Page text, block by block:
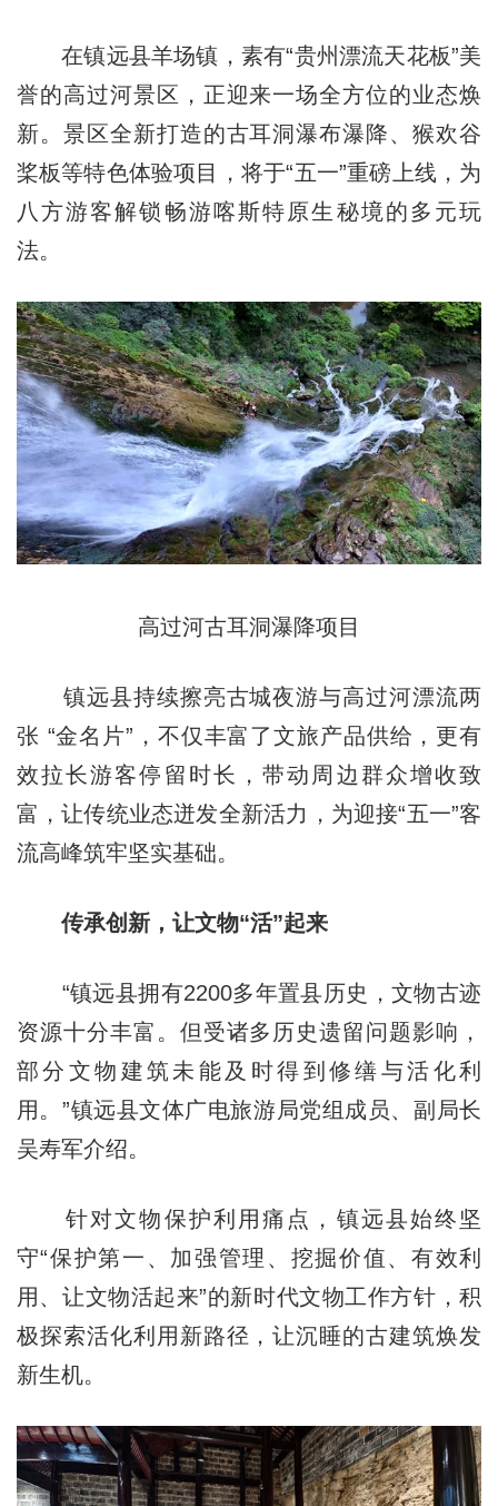
在镇远县羊场镇，素有“贵州漂流天花板”美
誉的高过河景区，正迎来一场全方位的业态焕
新。景区全新打造的古耳洞瀑布瀑降、猴欢谷
桨板等特色体验项目，将于“五一”重磅上线，为
八方游客解锁畅游喀斯特原生秘境的多元玩
法。
高过河古耳洞瀑降项目
镇远县持续擦亮古城夜游与高过河漂流两
张 “金名片”，不仅丰富了文旅产品供给，更有
效拉长游客停留时长，带动周边群众增收致
富，让传统业态迸发全新活力，为迎接“五一”客
流高峰筑牢坚实基础。
传承创新，让文物“活”起来
“镇远县拥有2200多年置县历史，文物古迹
资源十分丰富。但受诸多历史遗留问题影响，
部分文物建筑未能及时得到修缮与活化利
用。”镇远县文体广电旅游局党组成员、副局长
吴寿军介绍。
针对文物保护利用痛点，镇远县始终坚
守“保护第一、加强管理、挖掘价值、有效利
用、让文物活起来”的新时代文物工作方针，积
极探索活化利用新路径，让沉睡的古建筑焕发
新生机。